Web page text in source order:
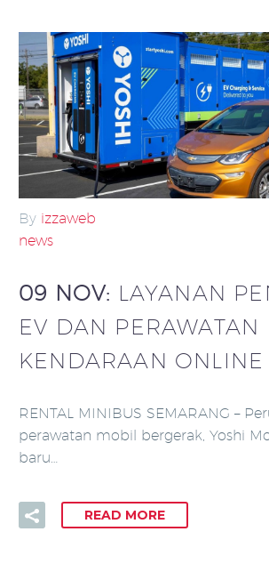
By izzaweb
news
09 NOV: LAYANAN
EV DAN PERAWATAN
KENDARAAN ONLINE
RENTAL MINIBUS SEMARANG –
perawatan mobil bergerak, Yoshi
baru…
READ MORE